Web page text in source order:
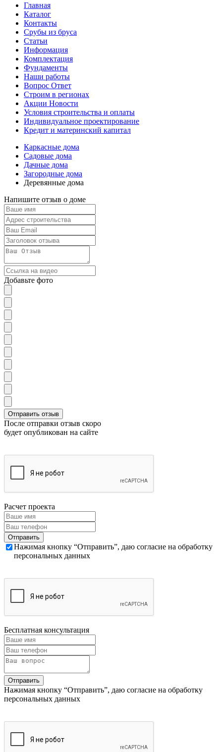
Главная
Каталог
Контакты
Срубы из бруса
Статьи
Информация
Комплектация
Фундаменты
Наши работы
Вопрос Ответ
Строим в регионах
Акции Новости
Условия строительства и оплаты
Индивидуальное проектирование
Кредит и материнский капитал
Каркасные дома
Садовые дома
Дачные дома
Загородные дома
Деревянные дома
Напишите отзыв о доме
Добавьте фото
После отправки отзыв скоро
будет опубликован на сайте
Расчет проекта
Нажимая кнопку “Отправить”, даю согласие на обработку
персональных данных
Бесплатная консультация
Нажимая кнопку “Отправить”, даю согласие на обработку
персональных данных